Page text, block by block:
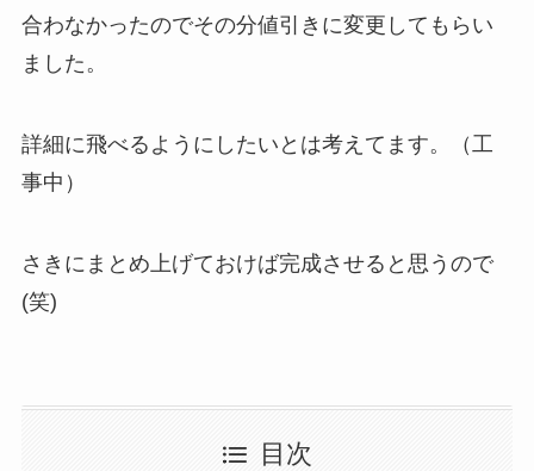
合わなかったのでその分値引きに変更してもらい
ました。
詳細に飛べるようにしたいとは考えてます。（工
事中）
さきにまとめ上げておけば完成させると思うので
(笑)
目次